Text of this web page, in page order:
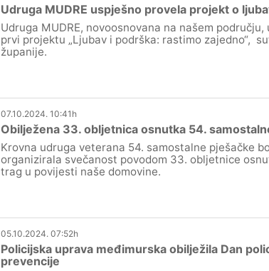
Udruga MUDRE uspješno provela projekt o
Udruga MUDRE, novoosnovana na našem
prvi projektu „Ljubav i podrška: rastimo zajedno“,
županije.
07.10.2024. 10:41h
Obilježena 33. obljetnica osnutka 54.
Krovna udruga veterana 54. samostalne pješačke
organizirala svečanost povodom 33. obljetnice
trag u povijesti naše domovine.
05.10.2024. 07:52h
Policijska uprava međimurska obilježila Dan
prevencije